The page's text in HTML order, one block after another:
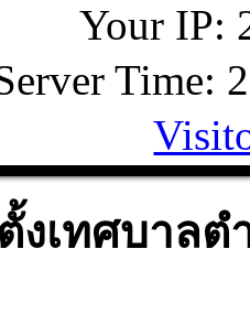
Your IP:
Time:
เทศบาลต